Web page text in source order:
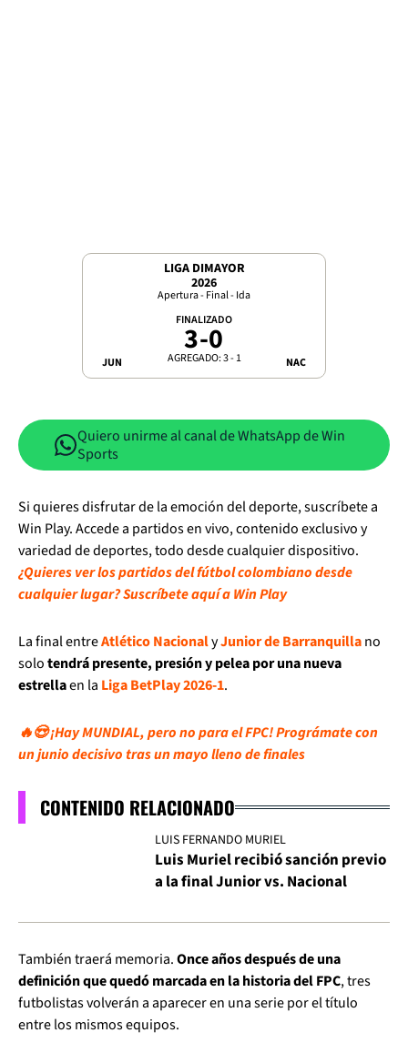
LIGA DIMAYOR
2026
Apertura - Final - Ida
JUN
FINALIZADO
3-0
AGREGADO: 3 - 1 NAC
Quiero unirme al canal de WhatsApp de Win
Sports
Si quieres disfrutar de la emoción del deporte, suscríbete a
Win Play. Accede a partidos en vivo, contenido exclusivo y
variedad de deportes, todo desde cualquier dispositivo.
¿Quieres ver los partidos del fútbol colombiano desde
cualquier lugar? Suscríbete aquí a Win Play
La final entreAtlético NacionalyJunior de Barranquillano
solotendrá presente, presión y pelea por una nueva
estrellaen la Liga BetPlay 2026-1.
🔥😍 ¡Hay MUNDIAL, pero no para el FPC! Prográmate con
un junio decisivo tras un mayo lleno de finales
CONTENIDO RELACIONADO
LUIS FERNANDO MURIEL
Luis Muriel recibió sanción previo
a la final Junior vs. Nacional
También traerá memoria.Once años después de una
definición que quedó marcada en la historia del FPC, tres
futbolistas volverán a aparecer en una serie por el título
entre los mismos equipos.